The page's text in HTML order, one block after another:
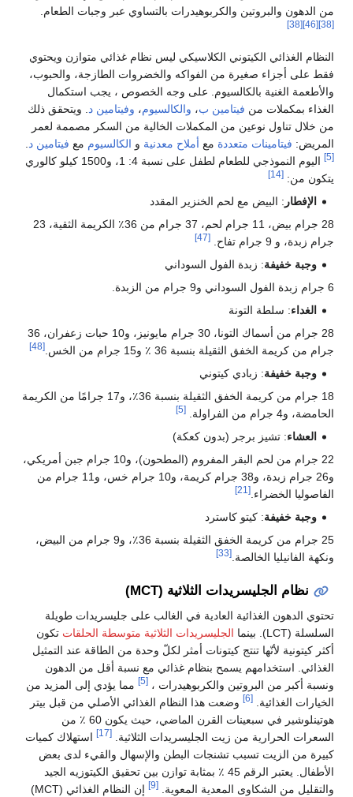
من الدهون والبروتين والكربوهيدرات بالتساوي عبر وجبات الطعام.
[38]
[46]
[38]
النظام الغذائي الكيتوني الكلاسيكي ليس نظام غذائي متوازن ويحتوي
فقط على أجزاء صغيرة من الفواكه والخضروات الطازجة، والحبوب،
والأطعمة الغنية بالكالسيوم. على وجه الخصوص ، يجب استكمال
الغذاء بمكملات من فيتامين ب، والكالسيوم، وفيتامين د
. ويتحقق ذلك
من خلال تناول نوعين من المكملات الخالية من السكر مصممة لعمر
المريض: فيتامينات متعددة مع أملاح معدنية و الكالسيوم مع فيتامين د
[5]
اليوم النموذجي للطعام لطفل على نسبة 4: 1، و1500 كيلو كالوري
يتكون من: [14]
الإفطار : البيض مع لحم الخنزير المقدد
28 جرام بيض، 11 جرام لحم، 37 جرام من 36٪ الكريمة الثقية، 23
جرام زبدة، و 9 جرام تفاح.
[47]
وجبة خفيفة: زبدة الفول السوداني
6 جرام زبدة الفول السوداني و9 جرام من الزبدة.
الغداء: سلطة التونة
28 جرام من أسماك التونا، 30 جرام مايونيز، و10 حبات زعفران، 36
جرام من كريمة الخفق الثقيلة بنسبة 36 ٪ و15 جرام من الخس.
[48]
وجبة خفيفة: زبادي كيتوني
18 جرام من كريمة الخفق الثقيلة بنسبة 36٪، و17 جرامًا من الكريمة
الحامضة، و4 جرام من الفراولة.
[5]
العشاء: تشيز برجر (بدون كعكة)
22 جرام من لحم البقر المفروم (المطحون)، و10 جرام جبن أمريكي،
و26 جرام زبدة، و38 جرام كريمة، و10 جرام خس، و11 جرام من
الفاصوليا الخضراء. [21]
وجبة خفيفة: كيتو كاسترد
25 جرام من كريمة الخفق الثقيلة بنسبة 36٪، و9 جرام من البيض،
ونكهة الفانيليا الخالصة. [33]
نظام الجليسريدات الثلاثية (MCT)
تحتوي الدهون الغذائية العادية في الغالب على جليسريدات طويلة
السلسلة (LCT). بينما
الجليسريدات الثلاثية متوسطة الحلقات تكون
أكثر كيتونية لأنّها تنتج كيتونات أمثر لكلّ وحدة من الطاقة عند التمثيل
الغذائي. استخدامهم يسمح بنظام غذائي مع نسبة أقل من الدهون
ونسبة أكبر من البروتين والكربوهيدرات ، [5]
مما يؤدي إلى المزيد من
الخيارات الغذائية. [6]
وضعت هذا النظام الغذائي الأصلي من قبل بيتر
هوتينلوشير في سبعينات القرن الماضي، حيث يكون 60 ٪ من
السعرات الحرارية من زيت الجليسريدات الثلاثية. [17]
استهلاك كميات
كبيرة من الزيت تسبب تشنجات البطن والإسهال والقيء لدى بعض
الأطفال. يعتبر الرقم 45 ٪ بمثابة توازن بين تحقيق الكيتوزيه الجيد
والتقليل من الشكاوى المعدية المعوية. [9]
إن النظام الغذائي (MCT)